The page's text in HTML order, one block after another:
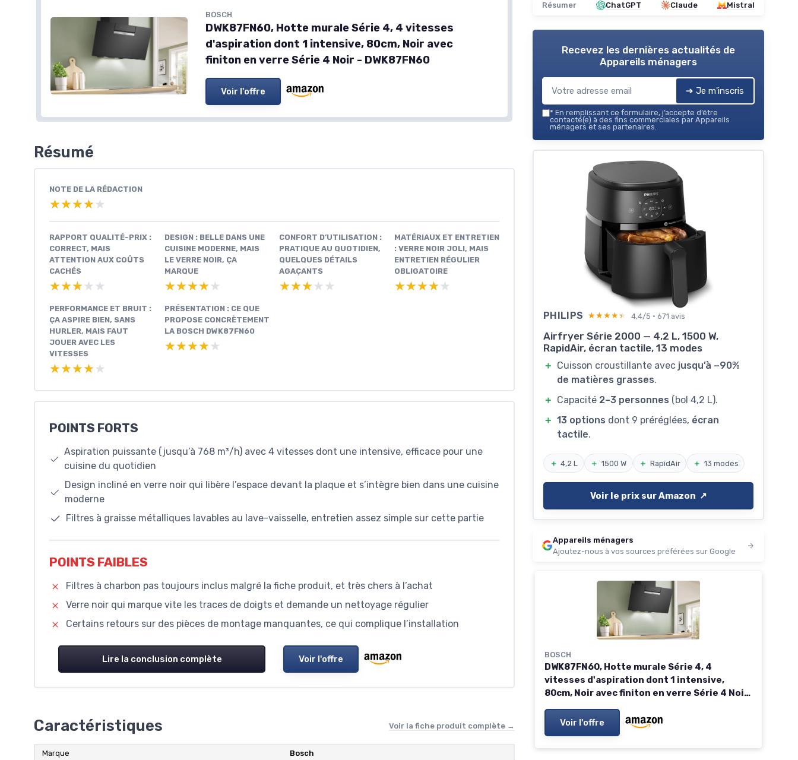
BOSCH
DWK87FN60, Hotte murale Série 4, 4 vitesses
d'aspiration dont 1 intensive, 80cm, Noir avec
finiton en verre Série 4 Noir - DWK87FN60
Voir l'offre
Résumé
NOTE DE LA RÉDACTION
★★★★★
★★★★★
RAPPORT QUALITÉ-PRIX :
CORRECT, MAIS
ATTENTION AUX COÛTS
CACHÉS
★★★★★
★★★★★
DESIGN : BELLE DANS UNE
CUISINE MODERNE, MAIS
LE VERRE NOIR, ÇA
MARQUE
★★★★★
★★★★★
CONFORT D’UTILISATION :
PRATIQUE AU QUOTIDIEN,
QUELQUES DÉTAILS
AGAÇANTS
★★★★★
★★★★★
MATÉRIAUX ET ENTRETIEN
: VERRE NOIR JOLI, MAIS
ENTRETIEN RÉGULIER
OBLIGATOIRE
★★★★★
★★★★★
PERFORMANCE ET BRUIT :
ÇA ASPIRE BIEN, SANS
HURLER, MAIS FAUT
JOUER AVEC LES
VITESSES
★★★★★
★★★★★
PRÉSENTATION : CE QUE
PROPOSE CONCRÈTEMENT
LA BOSCH DWK87FN60
★★★★★
★★★★★
POINTS FORTS
Aspiration puissante (jusqu’à 768 m³/h) avec 4 vitesses dont une intensive, efficace pour une
cuisine du quotidien
Design incliné en verre noir qui libère l’espace devant la plaque et s’intègre bien dans une cuisine
moderne
Filtres à graisse métalliques lavables au lave-vaisselle, entretien assez simple sur cette partie
POINTS FAIBLES
Filtres à charbon pas toujours inclus malgré la fiche produit, et très chers à l’achat
Verre noir qui marque vite les traces de doigts et demande un nettoyage régulier
Certains retours sur des pièces de montage manquantes, ce qui complique l’installation
Lire la conclusion complète Voir l'offre
Caractéristiques Voir la fiche produit complète →
Marque Bosch
Résumer ChatGPT Claude Mistral
Recevez les dernières actualités de
Appareils ménagers
➔ Je m'inscris
* En remplissant ce formulaire, j’accepte d’être
contacté(e) à des fins commerciales par Appareils
ménagers et ses partenaires.
PHILIPS ★★★★★
★★★★★ 4,4/5 · 671 avis
Airfryer Série 2000 — 4,2 L, 1500 W,
RapidAir, écran tactile, 13 modes
＋ Cuisson croustillante avec jusqu’à −90%
de matières grasses.
＋ Capacité 2–3 personnes (bol 4,2 L).
＋ 13 options dont 9 préréglées, écran
tactile.
＋ 4,2 L ＋ 1500 W ＋ RapidAir ＋ 13 modes
Voir le prix sur Amazon ↗️
Appareils ménagers
Ajoutez-nous à vos sources préférées sur Google
BOSCH
DWK87FN60, Hotte murale Série 4, 4
vitesses d'aspiration dont 1 intensive,
80cm, Noir avec finiton en verre Série 4 Noir
Voir l'offre